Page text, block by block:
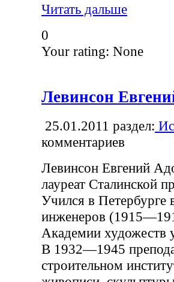
Читать дальше
0
Your rating: None
Левинсон
25.01.2011 раздел:
комментариев
Левинсон Евгений
лауреат Сталинской
Учился в Петербурге
инженеров
Академии
В 1932—1945
строительном